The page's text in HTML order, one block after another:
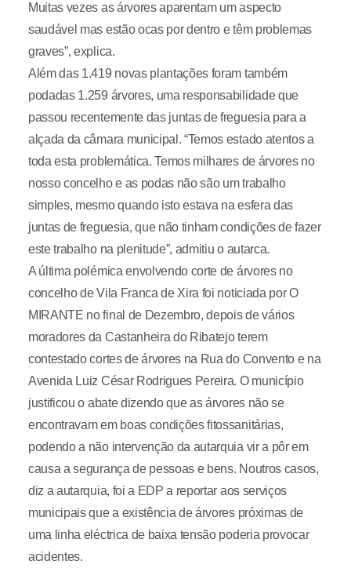
Muitas vezes as árvores aparentam um aspecto
saudável mas estão ocas por dentro e têm problemas
graves”, explica.
Além das 1.419 novas plantações foram também
podadas 1.259 árvores, uma responsabilidade que
passou recentemente das juntas de freguesia para a
alçada da câmara municipal. “Temos estado atentos a
toda esta problemática. Temos milhares de árvores no
nosso concelho e as podas não são um trabalho
simples, mesmo quando isto estava na esfera das
juntas de freguesia, que não tinham condições de fazer
este trabalho na plenitude”, admitiu o autarca.
A última polémica envolvendo corte de árvores no
concelho de Vila Franca de Xira foi noticiada por O
MIRANTE no final de Dezembro, depois de vários
moradores da Castanheira do Ribatejo terem
contestado cortes de árvores na Rua do Convento e na
Avenida Luiz César Rodrigues Pereira. O município
justificou o abate dizendo que as árvores não se
encontravam em boas condições fitossanitárias,
podendo a não intervenção da autarquia vir a pôr em
causa a segurança de pessoas e bens. Noutros casos,
diz a autarquia, foi a EDP a reportar aos serviços
municipais que a existência de árvores próximas de
uma linha eléctrica de baixa tensão poderia provocar
acidentes.